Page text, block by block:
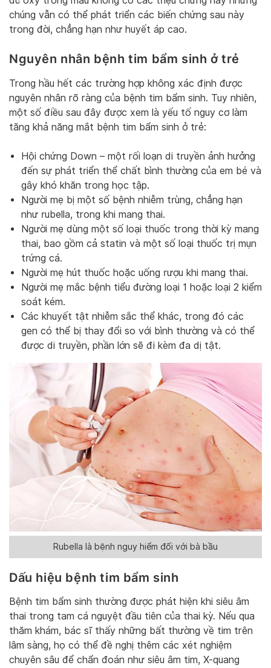
chúng vẫn có thể phát triển các biến chứng sau này
trong đời, chẳng hạn như huyết áp cao.
Nguyên nhân bệnh tim bẩm sinh ở trẻ
Trong hầu hết các trường hợp không xác định được
nguyên nhân rõ ràng của bệnh tim bẩm sinh. Tuy nhiên,
một số điều sau đây được xem là yếu tố nguy cơ làm
tăng khả năng mắt bệnh tim bẩm sinh ở trẻ:
Hội chứng Down – một rối loạn di truyền ảnh hưởng
đến sự phát triển thể chất bình thường của em bé và
gây khó khăn trong học tập.
Người mẹ bị một số bệnh nhiễm trùng, chẳng hạn
như rubella, trong khi mang thai.
Người mẹ dùng một số loại thuốc trong thời kỳ mang
thai, bao gồm cả statin và một số loại thuốc trị mụn
trứng cá.
Người mẹ hút thuốc hoặc uống rượu khi mang thai.
Người mẹ mắc bệnh tiểu đường loại 1 hoặc loại 2 kiểm
soát kém.
Các khuyết tật nhiễm sắc thể khác, trong đó các
gen có thể bị thay đổi so với bình thường và có thể
được di truyền, phần lớn sẽ đi kèm đa dị tật.
Rubella là bệnh nguy hiểm đối với bà bầu
Dấu hiệu bệnh tim bẩm sinh
Bệnh tim bẩm sinh thường được phát hiện khi siêu âm
thai trong tam cá nguyệt đầu tiên của thai kỳ. Nếu qua
thăm khám, bác sĩ thấy những bất thường về tim trên
lâm sàng, họ có thể đề nghị thêm các xét nghiệm
chuyên sâu để chẩn đoán như siêu âm tim, X-quang